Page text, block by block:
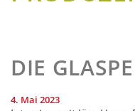
DIE
4. Mai 2023